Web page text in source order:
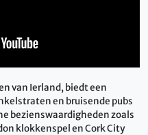
van Ierland, biedt een
en bruisende pubs
bezienswaardigheden zoals
klokkenspel en Cork City